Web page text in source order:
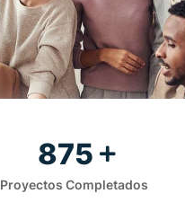
875
Proyectos Completados